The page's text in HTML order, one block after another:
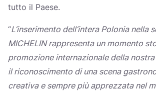
tutto il Paese.
“L’inserimento dell’intera Polonia nella
MICHELIN rappresenta un momento
promozione internazionale della
il riconoscimento di una scena
creativa e sempre più apprezzata nel